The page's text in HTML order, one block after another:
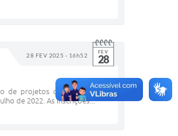
28 FEV 2025 - 16h52 FEV
28
de projetos culturais para o
de 2022. As inscrições...